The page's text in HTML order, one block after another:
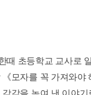
때 초등학교 교사로
모자를 꼭 가져와야
각을 녹여 낸 이야기